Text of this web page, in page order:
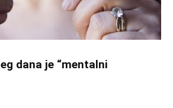
dana je “mentalni